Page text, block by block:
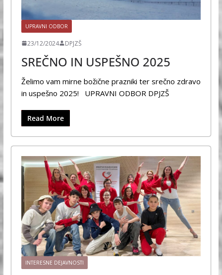
UPRAVNI ODBOR
23/12/2024 DPJZŠ
SREČNO IN USPEŠNO 2025
Želimo vam mirne božične prazniki ter srečno zdravo
in uspešno 2025! UPRAVNI ODBOR DPJZŠ
Read More
INTERESNE DEJAVNOSTI